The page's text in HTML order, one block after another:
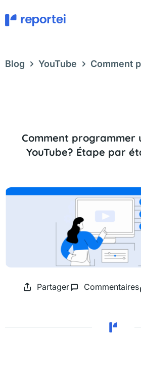
au
contenu
Blog YouTube
Comment
Comment programmer
YouTube? Étape par
Partager Commentaires